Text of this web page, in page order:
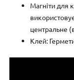
Магніти для
центральне
Клей: